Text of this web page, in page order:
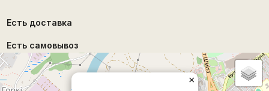
Есть доставка
Есть самовывоз
×